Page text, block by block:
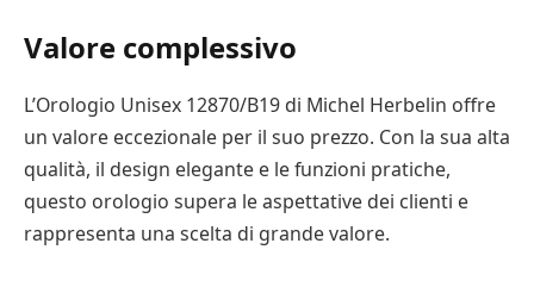
Valore complessivo
L’Orologio Unisex 12870/B19 di Michel Herbelin offre
un valore eccezionale per il suo prezzo. Con la sua alta
qualità, il design elegante e le funzioni pratiche,
questo orologio supera le aspettative dei clienti e
rappresenta una scelta di grande valore.